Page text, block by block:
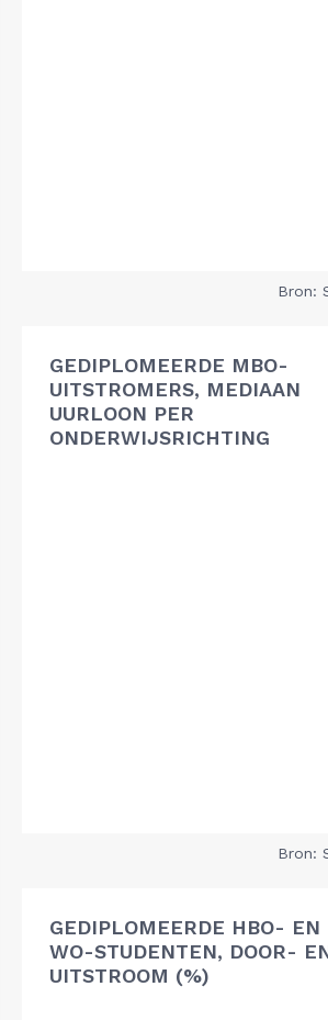
Bron:
GEDIPLOMEERDE MBO-
UITSTROMERS, MEDIAAN
UURLOON PER
ONDERWIJSRICHTING
Bron:
GEDIPLOMEERDE HBO- EN
WO-STUDENTEN, DOOR-
UITSTROOM (%)